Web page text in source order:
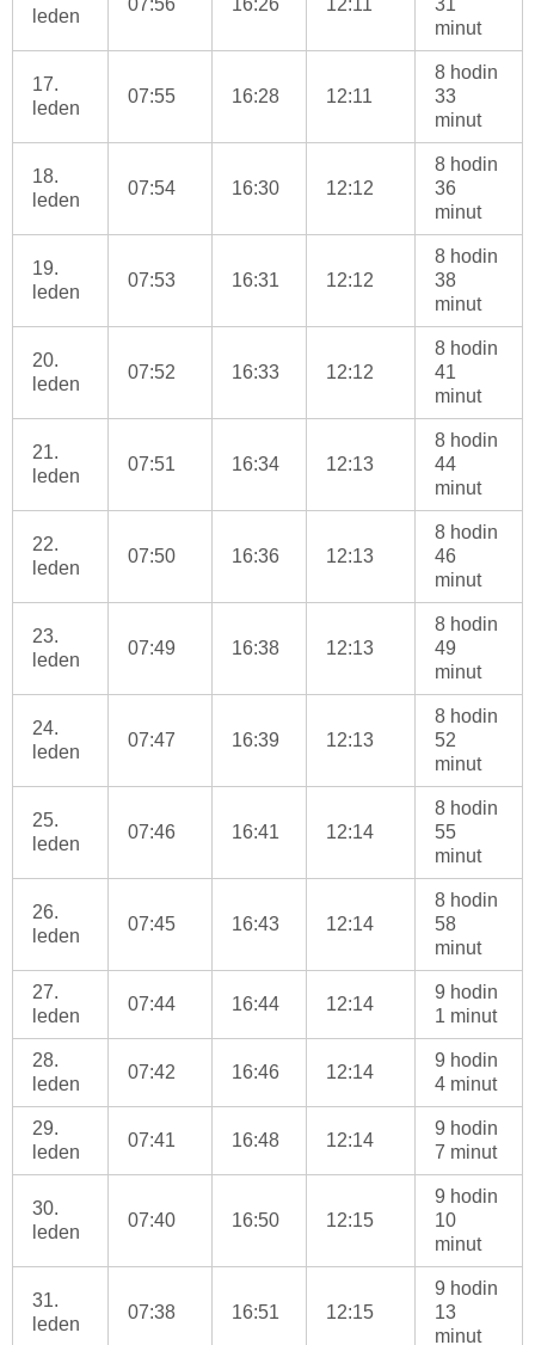
leden
07:56 16:26 12:11
31
minut
17.
leden
07:55 16:28 12:11
8 hodin
33
minut
18.
leden
07:54 16:30 12:12
8 hodin
36
minut
19.
leden
07:53 16:31 12:12
8 hodin
38
minut
20.
leden
07:52 16:33 12:12
8 hodin
41
minut
21.
leden
07:51 16:34 12:13
8 hodin
44
minut
22.
leden
07:50 16:36 12:13
8 hodin
46
minut
23.
leden
07:49 16:38 12:13
8 hodin
49
minut
24.
leden
07:47 16:39 12:13
8 hodin
52
minut
25.
leden
07:46 16:41 12:14
8 hodin
55
minut
26.
leden
07:45 16:43 12:14
8 hodin
58
minut
27.
leden
07:44 16:44 12:14
9 hodin
1 minut
28.
leden
07:42 16:46 12:14
9 hodin
4 minut
29.
leden
07:41 16:48 12:14
9 hodin
7 minut
30.
leden
07:40 16:50 12:15
9 hodin
10
minut
31.
leden
07:38 16:51 12:15
9 hodin
13
minut